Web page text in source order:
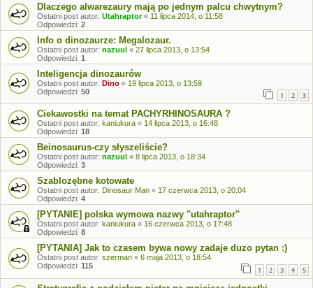
Dlaczego alwarezaury mają po jednym palcu chwytnym?
Ostatni post autor: Utahraptor« 11 lipca 2014, o 11:58
Odpowiedzi: 2
Info o dinozaurze: Megalozaur.
Ostatni post autor: nazuul « 27 lipca 2013, o 13:54
Odpowiedzi: 1
Inteligencja dinozaurów
Ostatni post autor: Dino « 19 lipca 2013, o 13:59
Odpowiedzi: 50 1 2 3
Ciekawostki na temat PACHYRHINOSAURA ?
Ostatni post autor: kaniukura « 14 lipca 2013, o 16:48
Odpowiedzi: 18
Beinosaurus-czy słyszeliście?
Ostatni post autor: nazuul « 8 lipca 2013, o 18:34
Odpowiedzi: 3
Szablozębne kotowate
Ostatni post autor: Dinosaur Man « 17 czerwca 2013, o 20:04
Odpowiedzi: 4
[PYTANIE] polska wymowa nazwy "utahraptor"
Ostatni post autor: kaniukura « 16 czerwca 2013, o 17:48
Odpowiedzi: 8
[PYTANIA] Jak to czasem bywa nowy zadaje duzo pytan :)
Ostatni post autor: szerman « 6 maja 2013, o 18:54
Odpowiedzi: 115 1 2 3 4 5